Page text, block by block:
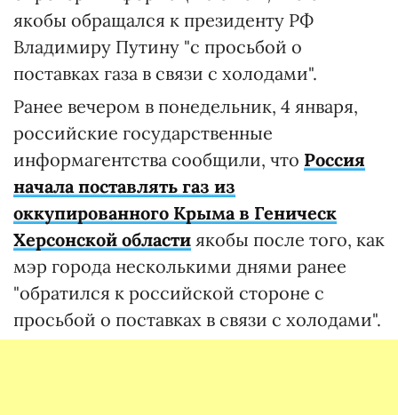
якобы обращался к президенту РФ
Владимиру Путину "с просьбой о
поставках газа в связи с холодами".
Ранее вечером в понедельник, 4 января,
российские государственные
информагентства сообщили, что Россия
начала поставлять газ из
оккупированного Крыма в Геническ
Херсонской области якобы после того, как
мэр города несколькими днями ранее
"обратился к российской стороне с
просьбой о поставках в связи с холодами".